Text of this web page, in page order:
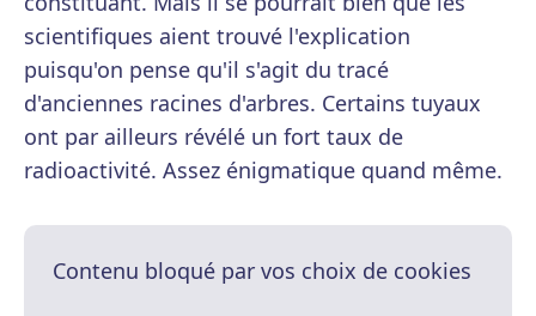
scientifiques aient trouvé l'explication
puisqu'on pense qu'il s'agit du tracé
d'anciennes racines d'arbres. Certains tuyaux
ont par ailleurs révélé un fort taux de
radioactivité. Assez énigmatique quand même.
Contenu bloqué par vos choix de cookies